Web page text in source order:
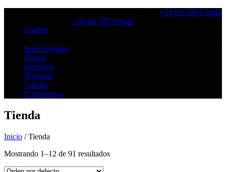
+54 011 5075 0642
+54 011 5075 0642
Usados
Seleccionados
Tienda
Servicios
Nosotros
Galería
Contáctenos
Tienda
Inicio / Tienda
Mostrando 1–12 de 91 resultados